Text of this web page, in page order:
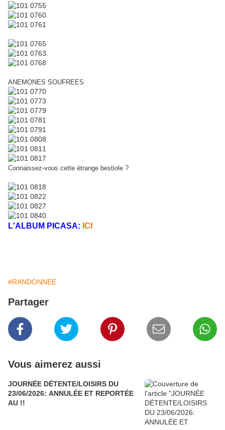
ANEMONES SOUFREES
Connaissez-vous cette étrange bestiole ?
L'ALBUM PICASA: ICI
#RANDONNEE
Partager
Vous aimerez aussi
JOURNÉE DÉTENTE/LOISIRS DU
23/06/2026: ANNULÉE ET REPORTÉE
AU !!